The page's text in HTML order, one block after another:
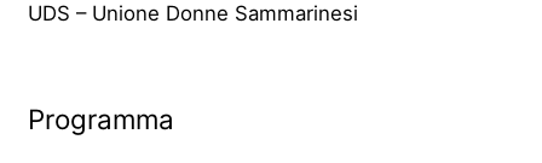
UDS – Unione Donne Sammarinesi
Programma